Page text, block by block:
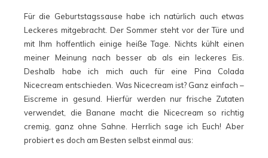
Für die Geburtstagssause habe ich natürlich auch etwas
Leckeres mitgebracht. Der Sommer steht vor der Türe und
mit Ihm hoffentlich einige heiße Tage. Nichts kühlt einen
meiner Meinung nach besser ab als ein leckeres Eis.
Deshalb habe ich mich auch für eine Pina Colada
Nicecream entschieden. Was Nicecream ist? Ganz einfach –
Eiscreme in gesund. Hierfür werden nur frische Zutaten
verwendet, die Banane macht die Nicecream so richtig
cremig, ganz ohne Sahne. Herrlich sage ich Euch! Aber
probiert es doch am Besten selbst einmal aus: